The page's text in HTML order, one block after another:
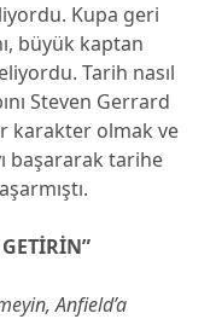
Kupa geri
büyük kaptan
Tarih nasıl
Steven Gerrard
karakter olmak ve
başararak tarihe
Anfield’a